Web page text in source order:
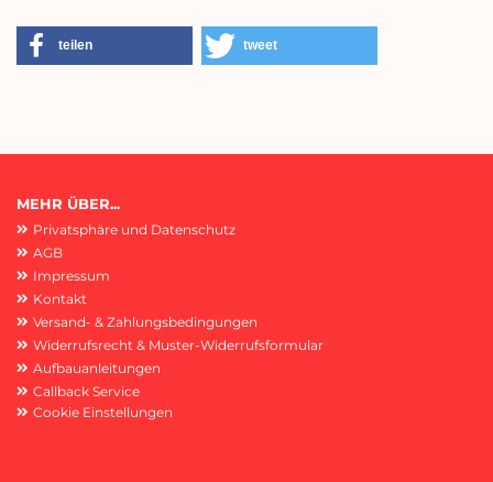
teilen tweet
MEHR ÜBER...
Privatsphäre und Datenschutz
AGB
Impressum
Kontakt
Versand- & Zahlungsbedingungen
Widerrufsrecht & Muster-Widerrufsformular
Aufbauanleitungen
Callback Service
Cookie Einstellungen